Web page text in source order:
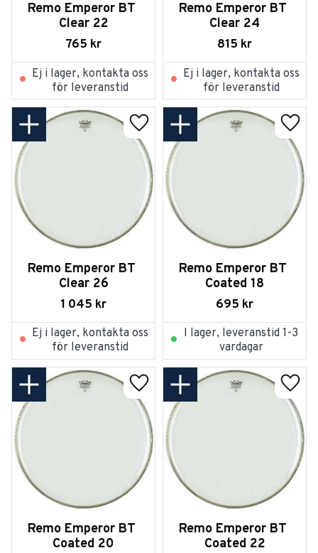
Remo Emperor BT
Clear 22
765 kr
Ej i lager, kontakta oss
för leveranstid
Remo Emperor BT
Clear 24
815 kr
Ej i lager, kontakta oss
för leveranstid
Remo Emperor BT
Clear 26
1 045 kr
Lägg till i favoriter
Ej i lager, kontakta oss
för leveranstid
Remo Emperor BT
Coated 18
695 kr
I lager, leveranstid 1-3
vardagar
Remo Emperor BT
Coated 20
Lägg till i favoriter
Remo Emperor BT
Coated 22